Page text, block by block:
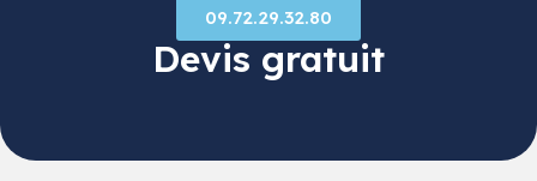
09.72.29.32.80
Devis gratuit